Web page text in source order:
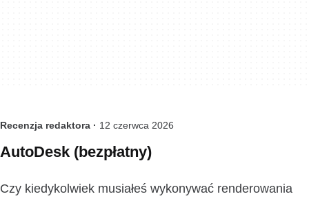
Recenzja redaktora · 12 czerwca 2026
AutoDesk (bezpłatny)
Czy kiedykolwiek musiałeś wykonywać renderowania